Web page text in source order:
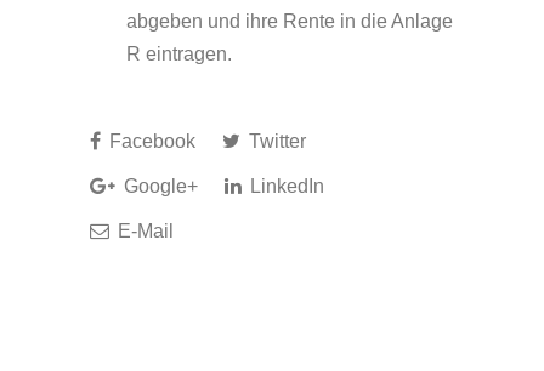
abgeben und ihre Rente in die Anlage
R eintragen.
Facebook Twitter
Google+ LinkedIn
E-Mail